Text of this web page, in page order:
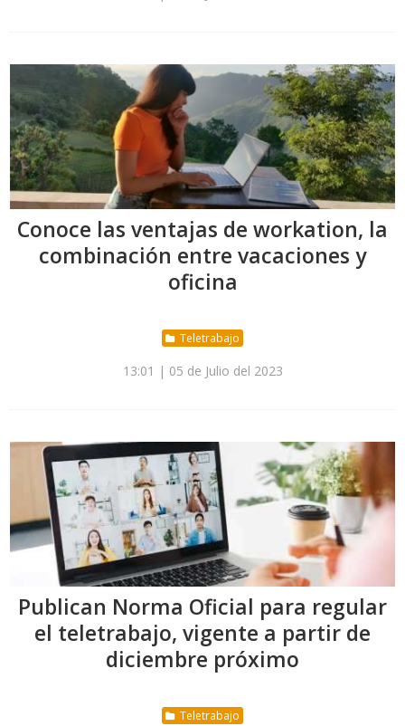
Conoce las ventajas de workation, la
combinación entre vacaciones y
oficina
Teletrabajo
13:01 | 05 de Julio del 2023
Publican Norma Oficial para regular
el teletrabajo, vigente a partir de
diciembre próximo
Teletrabajo